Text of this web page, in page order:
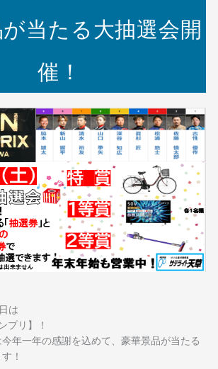
当たる大抽選会開
催！
は
プリ】！
年一年の感謝を込めて、豪華景品が当たる
！